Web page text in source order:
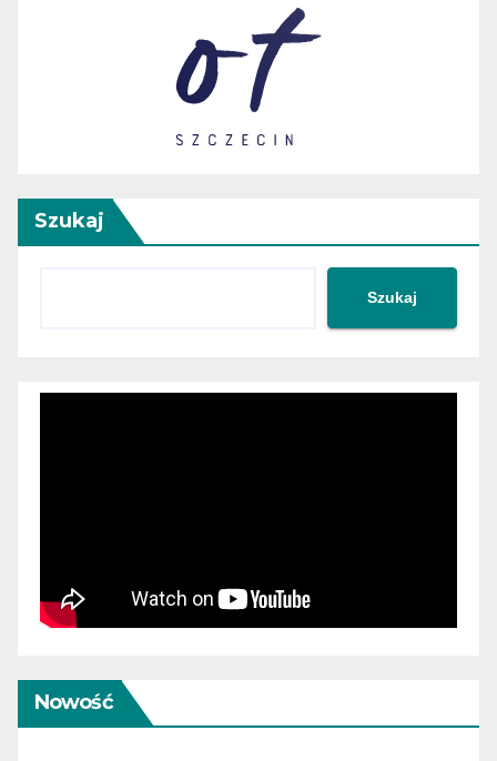
Szukaj
Szukaj
Nowość